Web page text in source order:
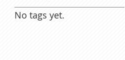
No tags yet.